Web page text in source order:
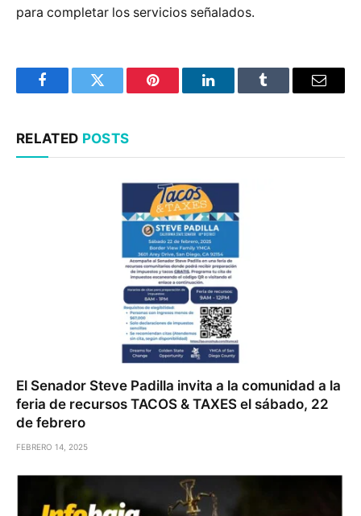
para completar los servicios señalados.
FacebookTwitter Pinterest LinkedInTumblr Email
RELATED POSTS
El Senador Steve Padilla invita a la comunidad a la
feria de recursos TACOS & TAXES el sábado, 22
de febrero
FEBRERO 14, 2025